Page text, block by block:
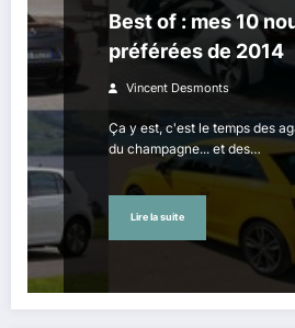
Best of : mes 10
préférées de 2014
Vincent Desmonts
Ça y est, c'est le temps des
du champagne... et des…
Lire la suite